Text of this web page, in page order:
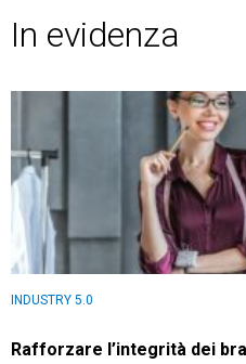
In evidenza
INDUSTRY 5.0
Rafforzare l’integrità dei